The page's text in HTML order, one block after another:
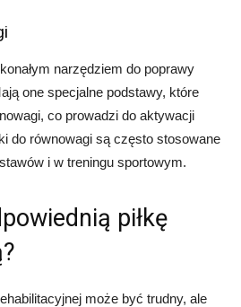
narzędziem do poprawy
one specjalne podstawy, które
co prowadzi do aktywacji
do równowagi są często stosowane
i w treningu sportowym.
piłkę
może być trudny, ale